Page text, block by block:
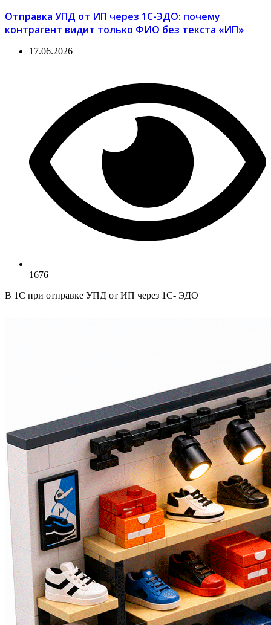
Отправка УПД от ИП через 1С-ЭДО: почему
контрагент видит только ФИО без текста «ИП»
17.06.2026
1676
В 1С при отправке УПД от ИП через 1С- ЭДО